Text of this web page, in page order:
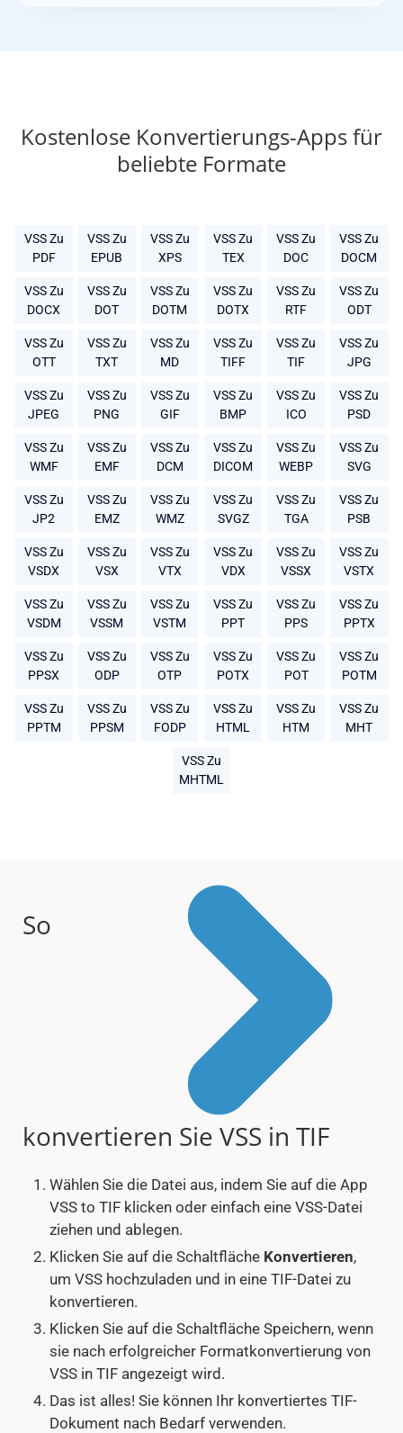
Kostenlose Konvertierungs-Apps für
beliebte Formate
VSS Zu
PDF
VSS Zu
EPUB
VSS Zu
XPS
VSS Zu
TEX
VSS Zu
DOC
VSS Zu
DOCM
VSS Zu
DOCX
VSS Zu
DOT
VSS Zu
DOTM
VSS Zu
DOTX
VSS Zu
RTF
VSS Zu
ODT
VSS Zu
OTT
VSS Zu
TXT
VSS Zu
MD
VSS Zu
TIFF
VSS Zu
TIF
VSS Zu
JPG
VSS Zu
JPEG
VSS Zu
PNG
VSS Zu
GIF
VSS Zu
BMP
VSS Zu
ICO
VSS Zu
PSD
VSS Zu
WMF
VSS Zu
EMF
VSS Zu
DCM
VSS Zu
DICOM
VSS Zu
WEBP
VSS Zu
SVG
VSS Zu
JP2
VSS Zu
EMZ
VSS Zu
WMZ
VSS Zu
SVGZ
VSS Zu
TGA
VSS Zu
PSB
VSS Zu
VSDX
VSS Zu
VSX
VSS Zu
VTX
VSS Zu
VDX
VSS Zu
VSSX
VSS Zu
VSTX
VSS Zu
VSDM
VSS Zu
VSSM
VSS Zu
VSTM
VSS Zu
PPT
VSS Zu
PPS
VSS Zu
PPTX
VSS Zu
PPSX
VSS Zu
ODP
VSS Zu
OTP
VSS Zu
POTX
VSS Zu
POT
VSS Zu
POTM
VSS Zu
PPTM
VSS Zu
PPSM
VSS Zu
FODP
VSS Zu
HTML
VSS Zu
HTM
VSS Zu
MHT
VSS Zu
MHTML
So
konvertieren Sie VSS in TIF
Wählen Sie die Datei aus, indem Sie auf die App
VSS to TIF klicken oder einfach eine VSS-Datei
ziehen und ablegen.
Klicken Sie auf die Schaltfläche Konvertieren,
um VSS hochzuladen und in eine TIF-Datei zu
konvertieren.
Klicken Sie auf die Schaltfläche Speichern, wenn
sie nach erfolgreicher Formatkonvertierung von
VSS in TIF angezeigt wird.
Das ist alles! Sie können Ihr konvertiertes TIF-
Dokument nach Bedarf verwenden.